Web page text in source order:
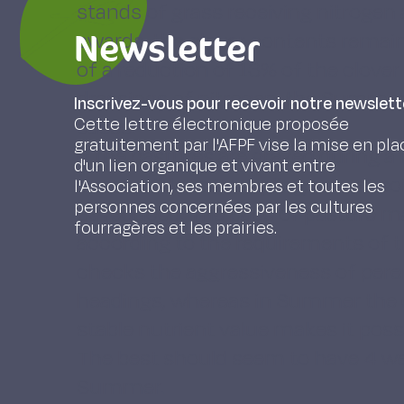
stands of grass receiving nitrogen
swards, the clover contents
of a reduction of 13% of the
dressings of nitrogen, the
cases.
If the pastures are grazed during
susceptible to trampling on wet
be reduced. The pace of pasture
according to the requirements of
checks the aggressiveness of
headings, whereas in Summer
Newsletter
Inscrivez-vous pour recevoir notre
Cette lettre électronique proposée
gratuitement par l'AFPF vise la mise en
d'un lien organique et vivant entre
l'Association, ses membres et toutes les
personnes concernées par les cultures
fourragères et les prairies.